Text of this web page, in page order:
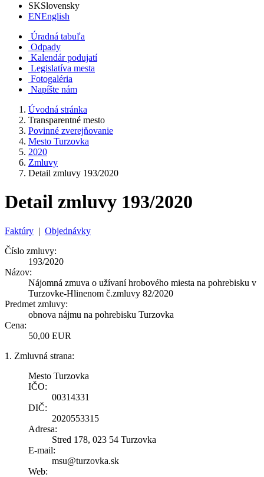
SKSlovensky
ENEnglish
Úradná tabuľa
Odpady
Kalendár podujatí
Legislatíva mesta
Fotogaléria
Napíšte nám
Úvodná stránka
Transparentné mesto
Povinné zverejňovanie
Mesto Turzovka
2020
Zmluvy
Detail zmluvy 193/2020
Detail zmluvy 193/2020
Faktúry | Objednávky
Číslo zmluvy:
193/2020
Názov:
Nájomná zmuva o užívaní hrobového miesta na pohrebisku v
Turzovke-Hlinenom č.zmluvy 82/2020
Predmet zmluvy:
obnova nájmu na pohrebisku Turzovka
Cena:
50,00 EUR
1. Zmluvná strana:
Mesto Turzovka
IČO:
00314331
DIČ:
2020553315
Adresa:
Stred 178, 023 54 Turzovka
E-mail:
msu@turzovka.sk
Web: